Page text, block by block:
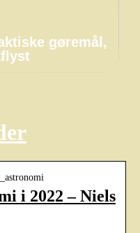
gøremål,
i 2022 – Niels